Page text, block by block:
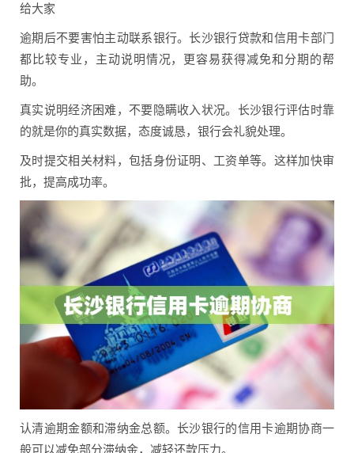
给大家
逾期后不要害怕主动联系银行。长沙银行贷款和信用卡部门
都比较专业，主动说明情况，更容易获得减免和分期的帮
助。
真实说明经济困难，不要隐瞒收入状况。长沙银行评估时靠
的就是你的真实数据，态度诚恳，银行会礼貌处理。
及时提交相关材料，包括身份证明、工资单等。这样加快审
批，提高成功率。
认清逾期金额和滞纳金总额。长沙银行的信用卡逾期协商一
般可以减免部分滞纳金，减轻还款压力。